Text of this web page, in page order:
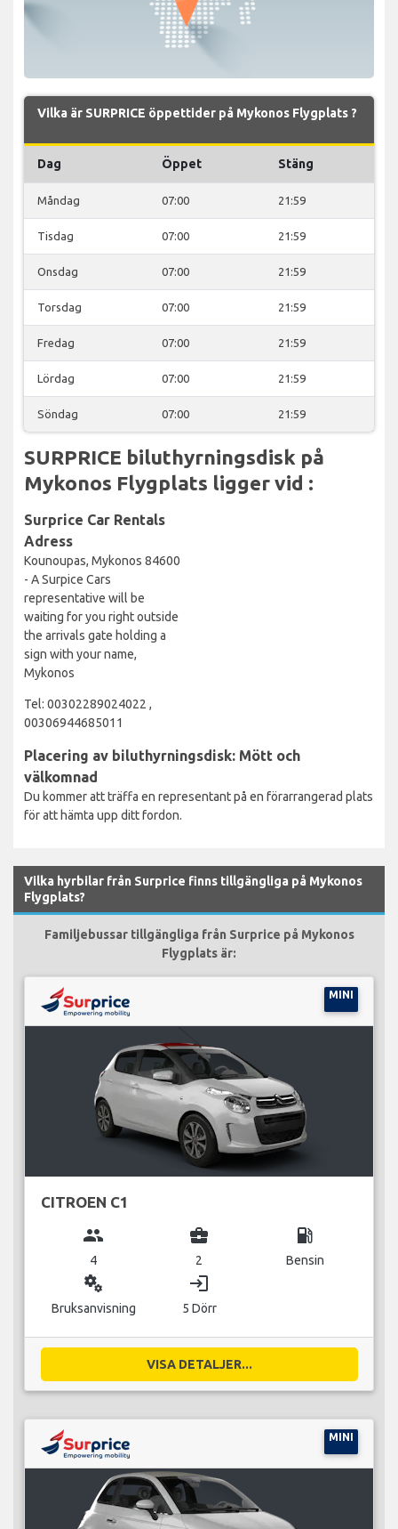
Vilka är SURPRICE öppettider på Mykonos Flygplats ?
Dag Öppet Stäng
Måndag 07:00 21:59
Tisdag 07:00 21:59
Onsdag 07:00 21:59
Torsdag 07:00 21:59
Fredag 07:00 21:59
Lördag 07:00 21:59
Söndag 07:00 21:59
SURPRICE biluthyrningsdisk på
Mykonos Flygplats ligger vid :
Surprice Car Rentals
Adress
Kounoupas, Mykonos 84600
- A Surpice Cars
representative will be
waiting for you right outside
the arrivals gate holding a
sign with your name,
Mykonos
Tel: 00302289024022 ,
00306944685011
Placering av biluthyrningsdisk: Mött och
välkomnad
Du kommer att träffa en representant på en förarrangerad plats
för att hämta upp ditt fordon.
Vilka hyrbilar från Surprice finns tillgängliga på Mykonos
Flygplats?
Familjebussar tillgängliga från Surprice på Mykonos
Flygplats är:
MINI
CITROEN C1
group
4
business_center
2
local_gas_station
Bensin
miscellaneous_services
Bruksanvisning
login
5 Dörr
VISA DETALJER...
MINI